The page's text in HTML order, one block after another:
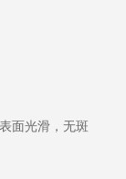
面光滑，无斑